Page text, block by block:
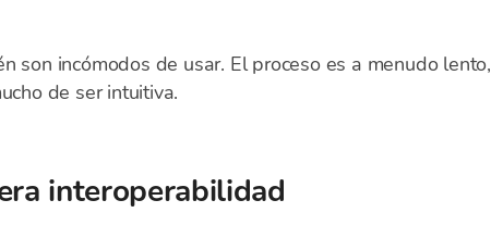
incómodos de usar. El proceso es a menudo lento,
de ser intuitiva.
interoperabilidad